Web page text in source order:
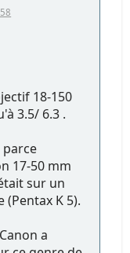
18-150
3.5/ 6.3 .
parce
17-50 mm
sur un
K 5).
a